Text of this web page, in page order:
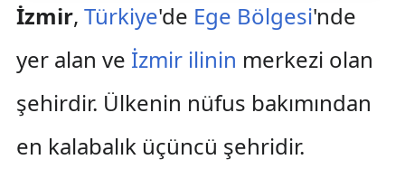
İzmir, Türkiye'de Ege Bölgesi'nde
yer alan ve İzmir ilinin merkezi olan
şehirdir. Ülkenin nüfus bakımından
en kalabalık üçüncü şehridir.